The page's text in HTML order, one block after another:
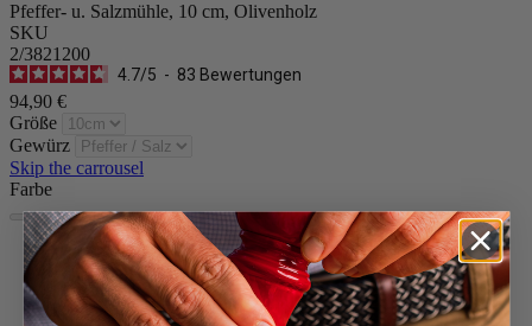
Pfeffer- u. Salzmühle, 10 cm, Olivenholz
SKU
2/3821200
4.7/5 - 83 Bewertungen
94,90 €
Größe
Gewürz
Skip the carrousel
Farbe
Olivenholz
Schokolade
Schwarz
Transparent